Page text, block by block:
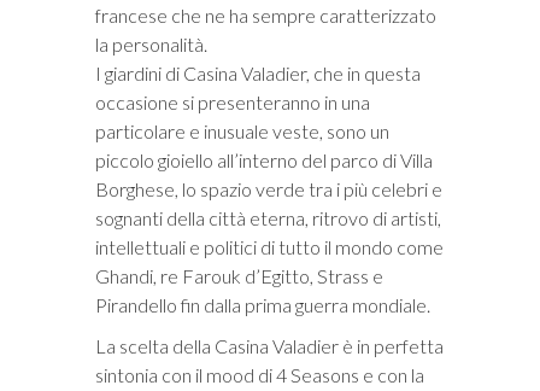
francese che ne ha sempre caratterizzato
la personalità.
I giardini di Casina Valadier, che in questa
occasione si presenteranno in una
particolare e inusuale veste, sono un
piccolo gioiello all’interno del parco di Villa
Borghese, lo spazio verde tra i più celebri e
sognanti della città eterna, ritrovo di artisti,
intellettuali e politici di tutto il mondo come
Ghandi, re Farouk d’Egitto, Strass e
Pirandello fin dalla prima guerra mondiale.
La scelta della Casina Valadier è in perfetta
sintonia con il mood di 4 Seasons e con la